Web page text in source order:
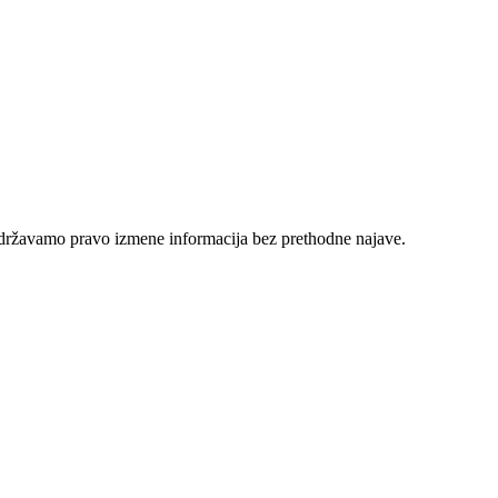
pravo izmene informacija bez prethodne najave.